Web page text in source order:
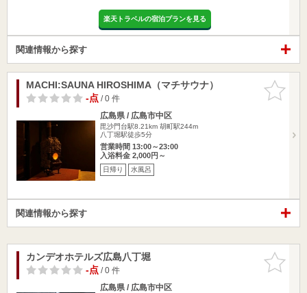
楽天トラベルの宿泊プランを見る
関連情報から探す
お気に入
りに追加
MACHI:SAUNA HIROSHIMA（マチサウナ）
-点/ 0 件
広島県 / 広島市中区
毘沙門台駅8.21km 胡町駅244m
八丁堀駅徒歩5分
営業時間 13:00～23:00
入浴料金 2,000円～
日帰り 水風呂
関連情報から探す
お気に入
りに追加
カンデオホテルズ広島八丁堀
-点/ 0 件
広島県 / 広島市中区